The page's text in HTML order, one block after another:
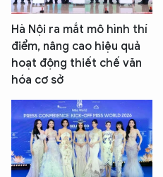
Hà Nội ra mắt mô hình thí
điểm, nâng cao hiệu quả
hoạt động thiết chế văn
hóa cơ sở